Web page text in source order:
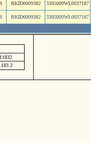
BKID0009382 3305009WL0037187
BKID0009382 3305009WL0037187
11832